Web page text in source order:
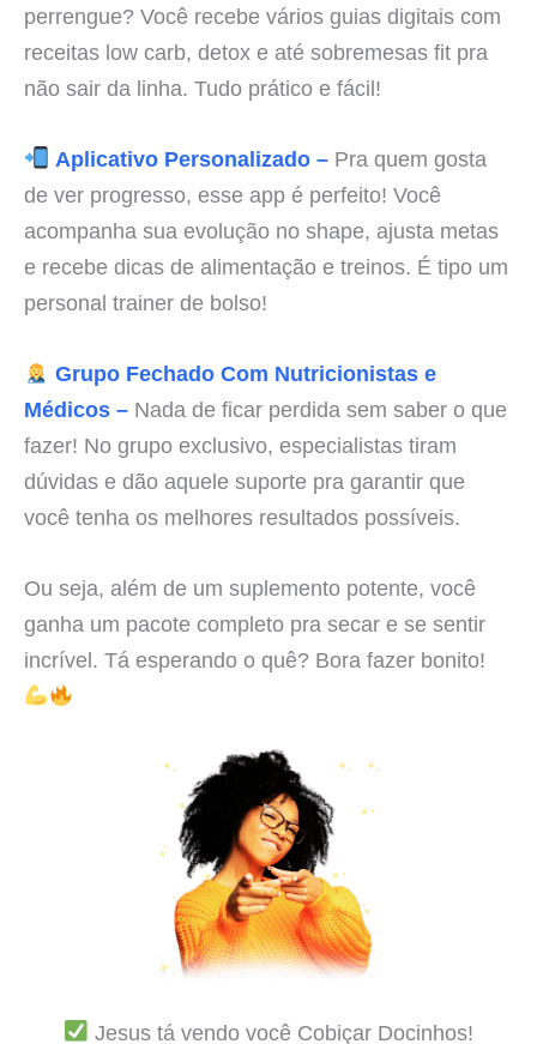
perrengue? Você recebe vários guias digitais com
receitas low carb, detox e até sobremesas fit pra
não sair da linha. Tudo prático e fácil!
Aplicativo Personalizado –Pra quem gosta
de ver progresso, esse app é perfeito! Você
acompanha sua evolução no shape, ajusta metas
e recebe dicas de alimentação e treinos. É tipo um
personal trainer de bolso!
Grupo Fechado Com Nutricionistas e
Médicos – Nada de ficar perdida sem saber o que
fazer! No grupo exclusivo, especialistas tiram
dúvidas e dão aquele suporte pra garantir que
você tenha os melhores resultados possíveis.
Ou seja, além de um suplemento potente, você
ganha um pacote completo pra secar e se sentir
incrível. Tá esperando o quê? Bora fazer bonito!
Jesus tá vendo você Cobiçar Docinhos!